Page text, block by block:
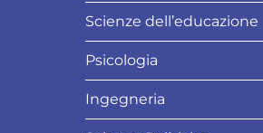
Scienze dell’educazione
Psicologia
Ingegneria